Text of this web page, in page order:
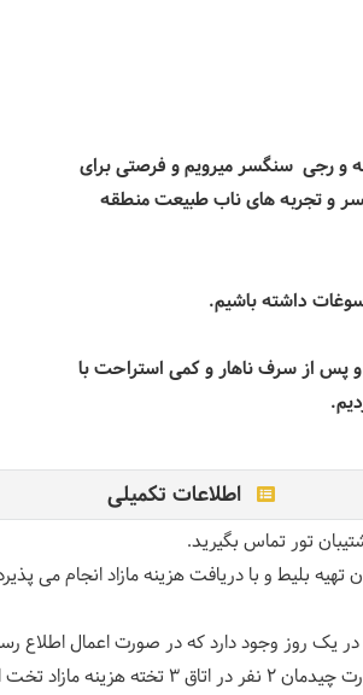
رجی سنگسر میرویم و فرصتی برای
و تجربه های ناب طبیعت منطقه
داشته باشیم.
پس از سرف ناهار و کمی استراحت با
اطلاعات تکمیلی
تور تماس بگیرید.
بلیط و با دریافت هزینه مازاد انجام می
یک روز وجود دارد که در صورت اعمال اطلاع
گردشگر خواهد بود.